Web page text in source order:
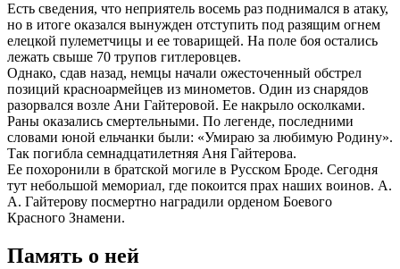
Есть сведения, что неприятель восемь раз поднимался в атаку,
но в итоге оказался вынужден отступить под разящим огнем
елецкой пулеметчицы и ее товарищей. На поле боя остались
лежать свыше 70 трупов гитлеровцев.
Однако, сдав назад, немцы начали ожесточенный обстрел
позиций красноармейцев из минометов. Один из снарядов
разорвался возле Ани Гайтеровой. Ее накрыло осколками.
Раны оказались смертельными. По легенде, последними
словами юной ельчанки были: «Умираю за любимую Родину».
Так погибла семнадцатилетняя Аня Гайтерова.
Ее похоронили в братской могиле в Русском Броде. Сегодня
тут небольшой мемориал, где покоится прах наших воинов. А.
А. Гайтерову посмертно наградили орденом Боевого
Красного Знамени.
Память о ней